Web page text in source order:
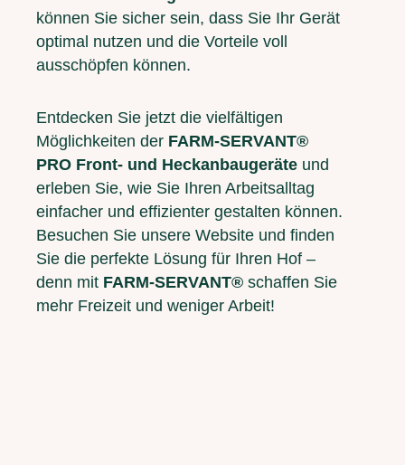
können Sie sicher sein, dass Sie Ihr Gerät
optimal nutzen und die Vorteile voll
ausschöpfen können.
Entdecken Sie jetzt die vielfältigen
Möglichkeiten der FARM-SERVANT®
PRO Front- und Heckanbaugeräte und
erleben Sie, wie Sie Ihren Arbeitsalltag
einfacher und effizienter gestalten können.
Besuchen Sie unsere Website und finden
Sie die perfekte Lösung für Ihren Hof –
denn mit FARM-SERVANT® schaffen Sie
mehr Freizeit und weniger Arbeit!